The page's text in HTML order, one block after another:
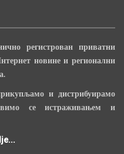
регистрован приватни
новине и регионални
и дистрибуирамо
се истраживањем и